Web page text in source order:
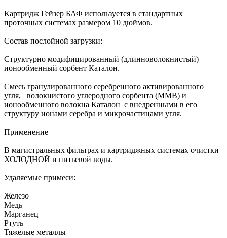
Картридж Гейзер БАФ используется в стандартных
проточных системах размером 10 дюймов.
Состав послойной загрузки:
Структурно модифицированный (длинноволокнистый)
ионообменный сорбент Каталон.
Смесь гранулированного серебренного активированного
угля, волокнистого углеродного сорбента (ММВ) и
ионообменного волокна Каталон с внедренными в его
структуру ионами серебра и микрочастицами угля.
Применение
В магистральных фильтрах и картриджных системах очистки
ХОЛОДНОЙ и питьевой воды.
Удаляемые примеси:
Железо
Медь
Марганец
Ртуть
Тяжелые металлы